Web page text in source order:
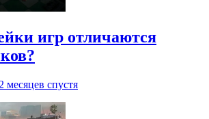
игр отличаются
месяцев спустя